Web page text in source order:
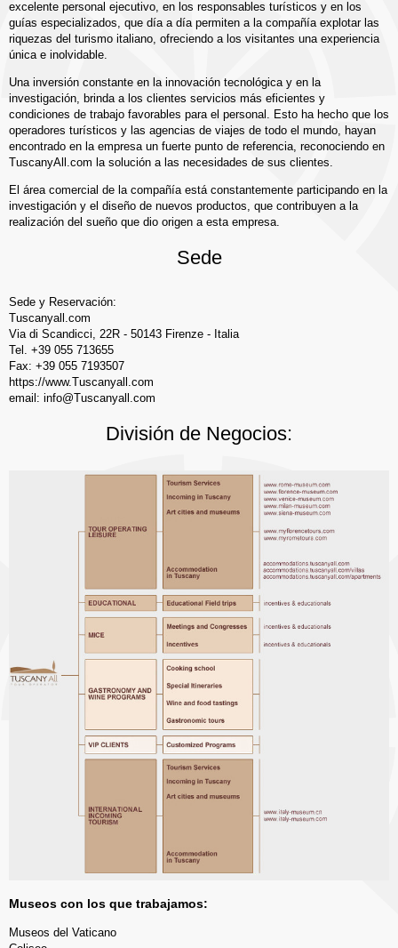
excelente personal ejecutivo, en los responsables turísticos y en los
guías especializados, que día a día permiten a la compañía explotar las
riquezas del turismo italiano, ofreciendo a los visitantes una experiencia
única e inolvidable.
Una inversión constante en la innovación tecnológica y en la
investigación, brinda a los clientes servicios más eficientes y
condiciones de trabajo favorables para el personal. Esto ha hecho que los
operadores turísticos y las agencias de viajes de todo el mundo, hayan
encontrado en la empresa un fuerte punto de referencia, reconociendo en
TuscanyAll.com la solución a las necesidades de sus clientes.
El área comercial de la compañía está constantemente participando en la
investigación y el diseño de nuevos productos, que contribuyen a la
realización del sueño que dio origen a esta empresa.
Sede
Sede y Reservación:
Tuscanyall.com
Via di Scandicci, 22R - 50143 Firenze - Italia
Tel. +39 055 713655
Fax: +39 055 7193507
https://www.Tuscanyall.com
email: info@Tuscanyall.com
División de Negocios:
Museos con los que trabajamos:
Museos del Vaticano